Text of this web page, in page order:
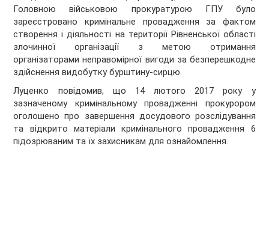
Головною військовою прокуратурою ГПУ було
зареєстровано кримінальне провадження за фактом
створення і діяльності на території Рівненської області
злочинної організації з метою отримання
організаторами неправомірної вигоди за безперешкодне
здійснення видобутку бурштину-сирцю.
Луценко повідомив, що 14 лютого 2017 року у
зазначеному кримінальному провадженні прокурором
оголошено про завершення досудового розслідування
та відкрито матеріали кримінального провадження 6
підозрюваним та їх захисникам для ознайомлення.